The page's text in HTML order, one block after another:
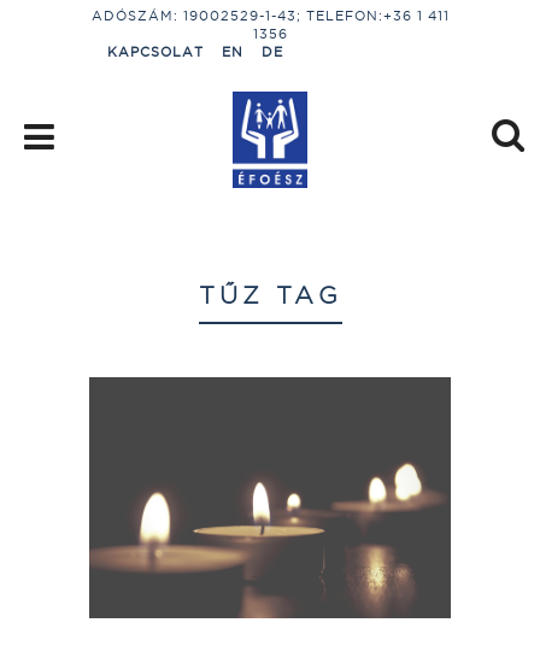
ADÓSZÁM: 19002529-1-43; TELEFON:+36 1 411
1356
KAPCSOLAT
EN DE
TŰZ TAG